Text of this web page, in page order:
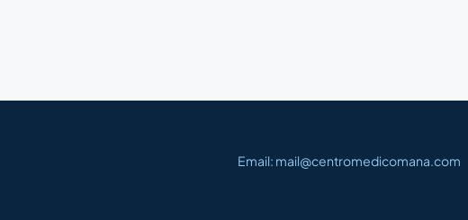
Email: mail@centromedicomana.com